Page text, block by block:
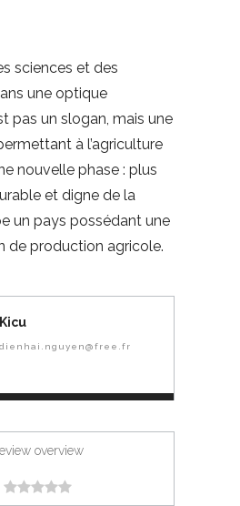
sciences et des
une optique
pas un slogan, mais une
à l’agriculture
nouvelle phase : plus
et digne de la
un pays possédant une
de production agricole.
Kicu
dienhai.nguyen@free.fr
overview